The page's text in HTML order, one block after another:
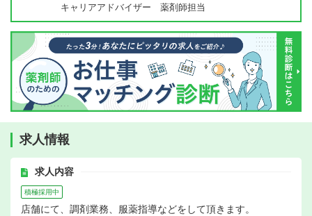
キャリアアドバイザー 薬剤師担当
求人情報
求人内容
積極採用中
店舗にて、調剤業務、服薬指導などをして頂きます。